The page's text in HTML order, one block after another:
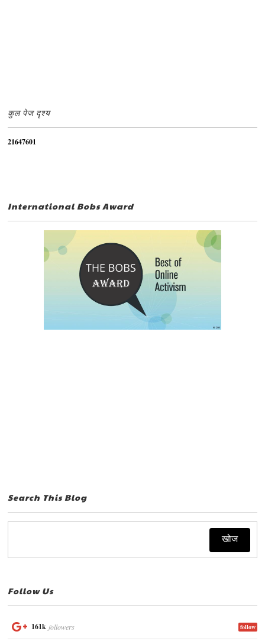
कुल पेज दृश्य
21647601
International Bobs Award
Search This Blog
Follow Us
161k followers follow